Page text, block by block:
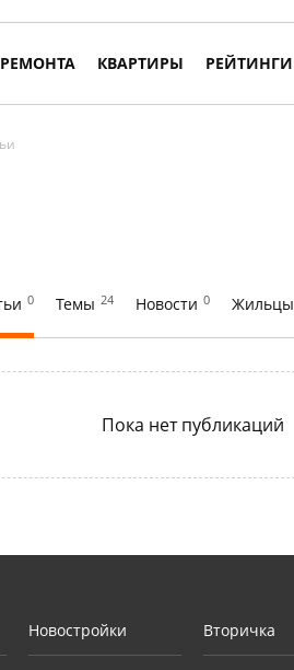
КВАРТИРЫ РЕЙТИНГИ
0 Темы 24 Новости 0 Жильцы
Пока нет публикаций
Новостройки Вторичка